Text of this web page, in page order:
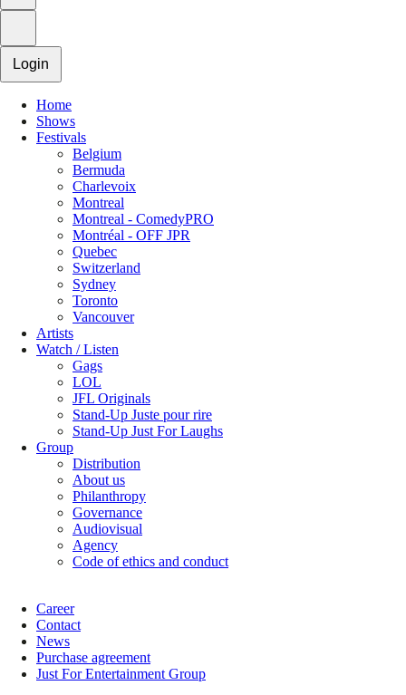
Login
Home
Shows
Festivals
Belgium
Bermuda
Charlevoix
Montreal
Montreal - ComedyPRO
Montréal - OFF JPR
Quebec
Switzerland
Sydney
Toronto
Vancouver
Artists
Watch / Listen
Gags
LOL
JFL Originals
Stand-Up Juste pour rire
Stand-Up Just For Laughs
Group
Distribution
About us
Philanthropy
Governance
Audiovisual
Agency
Code of ethics and conduct
Career
Contact
News
Purchase agreement
Just For Entertainment Group